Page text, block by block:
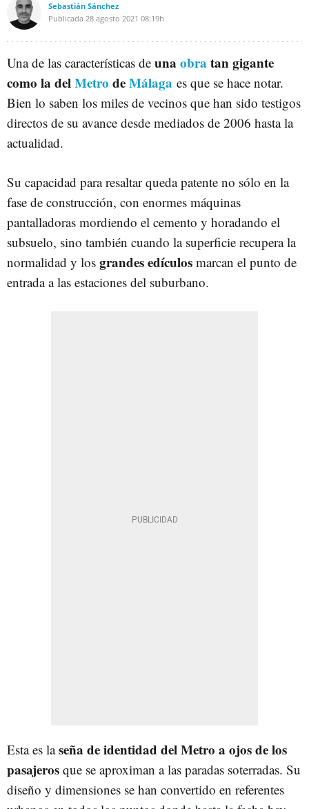
Sebastián Sánchez
Publicada 28 agosto 2021 08:19h
Una de las características de una obra tan gigante
como la delMetro deMálaga es que se hace notar.
Bien lo saben los miles de vecinos que han sido testigos
directos de su avance desde mediados de 2006 hasta la
actualidad.
Su capacidad para resaltar queda patente no sólo en la
fase de construcción, con enormes máquinas
pantalladoras mordiendo el cemento y horadando el
subsuelo, sino también cuando la superficie recupera la
normalidad y los grandes edículos marcan el punto de
entrada a las estaciones del suburbano.
Esta es laseña de identidad del Metro a ojos de los
pasajeros que se aproximan a las paradas soterradas. Su
diseño y dimensiones se han convertido en referentes